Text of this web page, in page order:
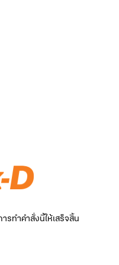
ทำคำสั่งนี้ให้เสร็จสิ้น